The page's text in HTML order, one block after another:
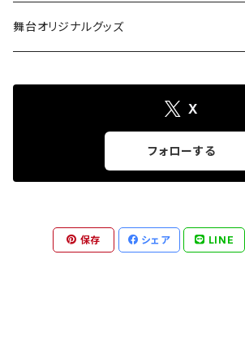
チェキ
舞台オリジナルグッズ
X
フォローする
保存 シェア LINE